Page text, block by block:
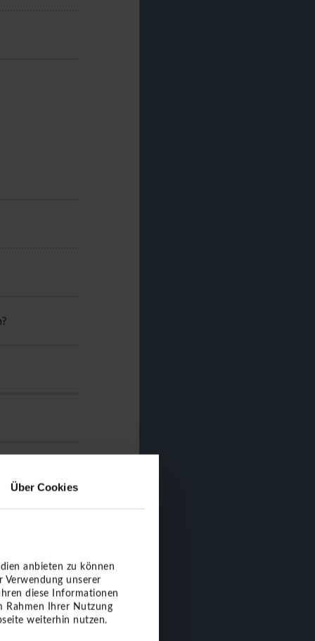
Über Cookies
anbieten zu können
unserer
diese Informationen
Rahmen Ihrer Nutzung
weiterhin nutzen.